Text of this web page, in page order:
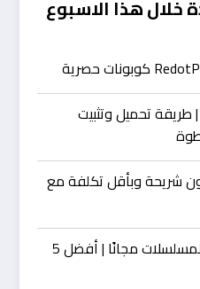
خلال هذا الاسبوع
شرح تطبيق Yacine TV 2026 | طريقة تحميل وتثبيت
شريحة وبأقل تكلفة مع
تحميل ومشاهدة الأفلام والمسلسلات مجانًا | أفضل 5